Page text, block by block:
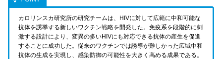
カロリンスカ研究所の研究チームは、HIVに対して広範に中和可能な
抗体を誘導する新しいワクチン戦略を開発した。免疫系を段階的に刺
激する設計により、変異の多いHIVにも対応できる抗体の産生を促進
することに成功した。従来のワクチンでは誘導が難しかった広域中和
抗体の生成を実現し、感染防御の可能性を大きく高める成果である。